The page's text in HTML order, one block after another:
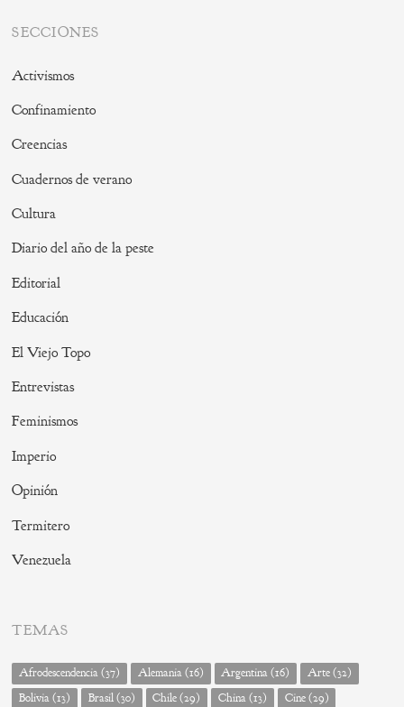
SECCIONES
Activismos
Confinamiento
Creencias
Cuadernos de verano
Cultura
Diario del año de la peste
Editorial
Educación
El Viejo Topo
Entrevistas
Feminismos
Imperio
Opinión
Termitero
Venezuela
TEMAS
Afrodescendencia(37) Alemania(16) Argentina(16) Arte(32)
Bolivia(13) Brasil(30) Chile(29) China(13) Cine(29)